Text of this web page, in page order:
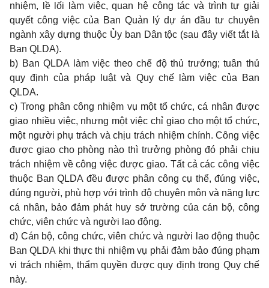
nhiệm, lề lối làm việc, quan hệ công tác và trình tự giải
quyết công việc của Ban Quản lý dự án đầu tư chuyên
ngành xây dựng thuộc Ủy ban Dân tộc (sau đây viết tắt là
Ban QLDA).
b) Ban QLDA làm việc theo chế độ thủ trưởng; tuân thủ
quy định của pháp luật và Quy chế làm việc của Ban
QLDA.
c) Trong phân công nhiệm vụ một tổ chức, cá nhân được
giao nhiều việc, nhưng một việc chỉ giao cho một tổ chức,
một người phụ trách và chịu trách nhiệm chính. Công việc
được giao cho phòng nào thì trưởng phòng đó phải chịu
trách nhiệm về công việc được giao. Tất cả các công việc
thuộc Ban QLDA đều được phân công cụ thể, đúng việc,
đúng người, phù hợp với trình độ chuyên môn và năng lực
cá nhân, bảo đảm phát huy sở trường của cán bộ, công
chức, viên chức và người lao động.
d) Cán bộ, công chức, viên chức và người lao động thuộc
Ban QLDA khi thực thi nhiệm vụ phải đảm bảo đúng phạm
vi trách nhiệm, thẩm quyền được quy định trong Quy chế
này.